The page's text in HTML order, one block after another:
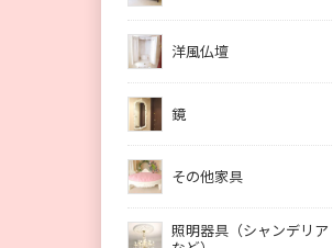
洋風仏壇
鏡
その他家具
照明器具（シャンデリア